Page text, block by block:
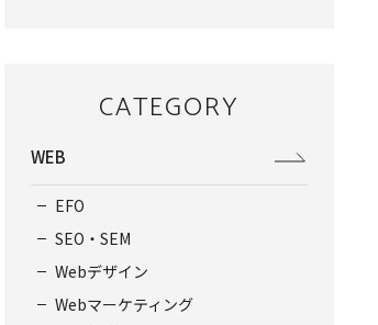
CATEGORY
WEB
EFO
SEO・SEM
Webデザイン
Webマーケティング